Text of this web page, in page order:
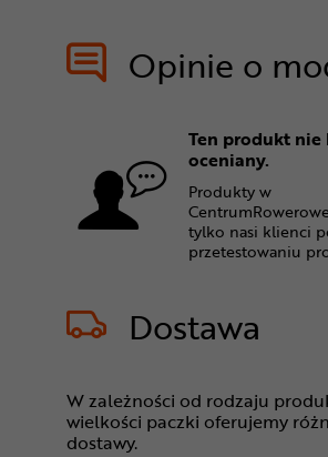
Opinie o
Ten produkt nie
oceniany.
Produkty w
tylko nasi klienci
przetestowaniu
Dostawa
W zależności od rodzaju
wielkości paczki oferujemy
dostawy.